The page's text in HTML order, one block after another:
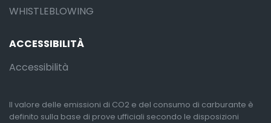
WHISTLEBLOWING
ACCESSIBILITÀ
Accessibilità
Il valore delle emissioni di CO2 e del consumo di carburante è
definito sulla base di prove ufficiali secondo le disposizioni